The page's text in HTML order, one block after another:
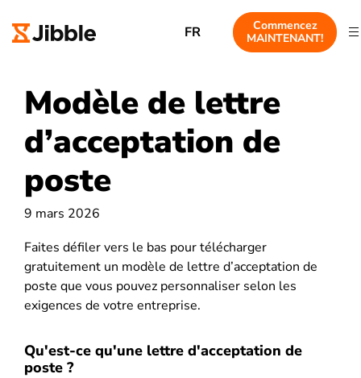
FR
Commencez
MAINTENANT!
Modèle de lettre
d’acceptation de
poste
9 mars 2026
Faites défiler vers le bas pour télécharger
gratuitement un modèle de lettre d’acceptation de
poste que vous pouvez personnaliser selon les
exigences de votre entreprise.
Qu'est-ce qu'une lettre d'acceptation de
poste ?